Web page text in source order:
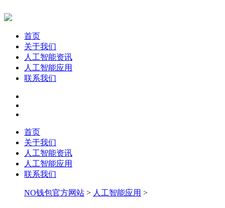
首页
关于我们
人工智能资讯
人工智能应用
联系我们
首页
关于我们
人工智能资讯
人工智能应用
联系我们
NO钱包官方网站 > 人工智能应用 >